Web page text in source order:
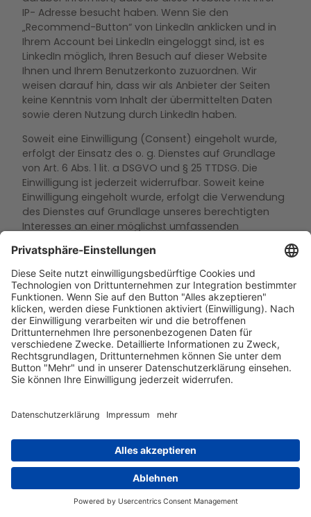
IP- Adresse besucht haben. Wenn Sie den
„Recommend-Button“ von LinkedIn anklicken und in
Ihrem Account bei LinkedIn eingeloggt sind, ist es
LinkedIn möglich, Ihren Besuch auf dieser Website
Ihnen und Ihrem Benutzerkonto zuzuordnen. Wir
weisen darauf hin, dass wir als Anbieter der Seiten
keine Kenntnis vom Inhalt der übermittelten Daten
sowie deren Nutzung durch LinkedIn haben.
Soweit eine Einwilligung (Consent) eingeholt wurde,
erfolgt der Einsatz des o. g. Dienstes auf Grundlage
von Art. 6 Abs. 1 lit. a DSGVO und § 25 TTDSG. Die
Einwilligung ist jederzeit widerrufbar. Soweit keine
Einwilligung eingeholt wurde, erfolgt die Verwendung
des Dienstes auf Grundlage unseres berechtigten
Interesses an einer möglichst umfassenden
Standardvertragsklauseln der EU-Kommission
gestützt. Details finden Sie hier:
www.linkedin.com/help/linkedin/answer/62538/date
nubertragung-aus-der-eu-dem-ewr-und-der-
schweiz?lang=de
Weitere Informationen hierzu finden Sie in der
Datenschutzerklärung von LinkedIn unter:
6. Analyse-Tools und Werbung
Wir setzen den Google Tag Manager ein. Anbieter ist
die Google Ireland Limited, Gordon House, Barrow
Der Google Tag Manager ist ein Tool, mit dessen Hilfe